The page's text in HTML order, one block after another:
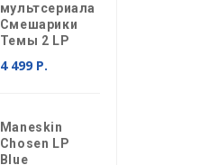
мультсериала
Смешарики
Темы 2 LP
4 499 Р.
Maneskin
Chosen LP
Blue